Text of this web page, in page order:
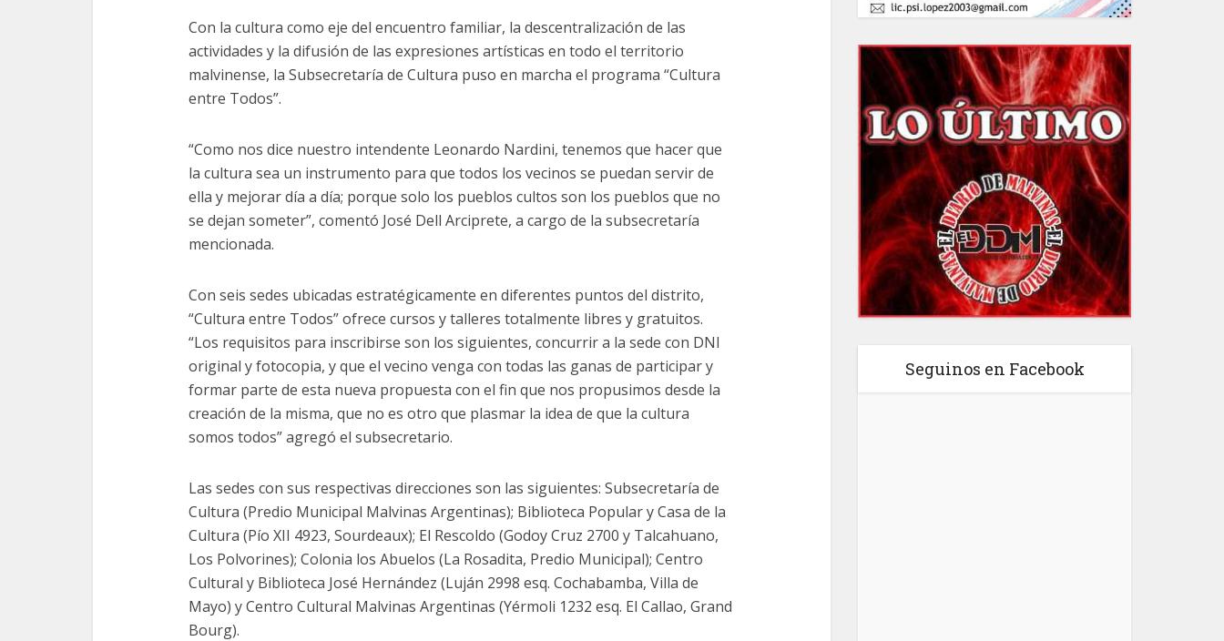
Con la cultura como eje del encuentro familiar, la descentralización de las
actividades y la difusión de las expresiones artísticas en todo el territorio
malvinense, la Subsecretaría de Cultura puso en marcha el programa “Cultura
entre Todos”.
“Como nos dice nuestro intendente Leonardo Nardini, tenemos que hacer que
la cultura sea un instrumento para que todos los vecinos se puedan servir de
ella y mejorar día a día; porque solo los pueblos cultos son los pueblos que no
se dejan someter”, comentó José Dell Arciprete, a cargo de la subsecretaría
mencionada.
Con seis sedes ubicadas estratégicamente en diferentes puntos del distrito,
“Cultura entre Todos” ofrece cursos y talleres totalmente libres y gratuitos.
“Los requisitos para inscribirse son los siguientes, concurrir a la sede con DNI
original y fotocopia, y que el vecino venga con todas las ganas de participar y
formar parte de esta nueva propuesta con el fin que nos propusimos desde la
creación de la misma, que no es otro que plasmar la idea de que la cultura
somos todos” agregó el subsecretario.
Las sedes con sus respectivas direcciones son las siguientes: Subsecretaría de
Cultura (Predio Municipal Malvinas Argentinas); Biblioteca Popular y Casa de la
Cultura (Pío XII 4923, Sourdeaux); El Rescoldo (Godoy Cruz 2700 y Talcahuano,
Los Polvorines); Colonia los Abuelos (La Rosadita, Predio Municipal); Centro
Cultural y Biblioteca José Hernández (Luján 2998 esq. Cochabamba, Villa de
Mayo) y Centro Cultural Malvinas Argentinas (Yérmoli 1232 esq. El Callao, Grand
Bourg).
Seguinos en Facebook